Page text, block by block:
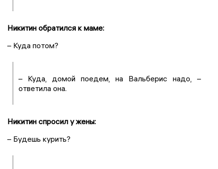
Никитин обратился к маме:
– Куда потом?
– Куда, домой поедем, на Вальберис надо, –
ответила она.
Никитин спросил у жены:
– Будешь курить?